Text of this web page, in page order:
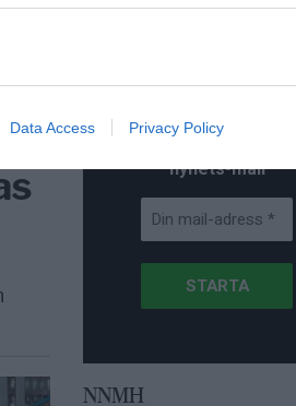
Data Access Privacy Policy
Prenumerera
Få NewsVoice
nyhets-mail
NNMH